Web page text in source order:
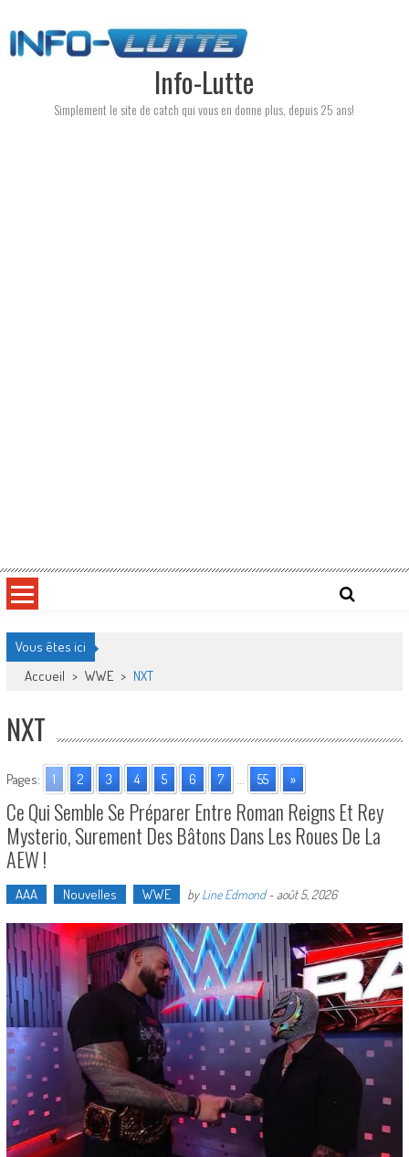
to
content
Info-Lutte
Simplement le site de catch qui vous en donne plus, depuis 25 ans!
Vous êtes ici
Accueil > WWE > NXT
NXT
Pages: 1 2 3 4 5 6 7 ... 55 »
Ce Qui Semble Se Préparer Entre Roman Reigns Et Rey
Mysterio, Surement Des Bâtons Dans Les Roues De La
AEW !
AAA Nouvelles WWE byLine Edmond- août 5, 2026